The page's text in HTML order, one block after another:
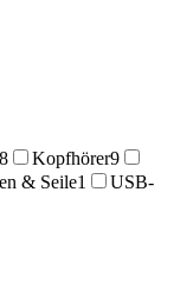
Kopfhörer9
& Seile1
USB-